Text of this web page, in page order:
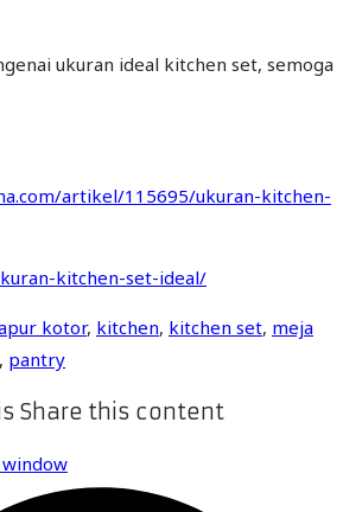
ukuran ideal kitchen set, semoga
artikel/115695/ukuran-kitchen-
kitchen-set-ideal/
kotor, kitchen, kitchen set, meja
, pantry
Share this content